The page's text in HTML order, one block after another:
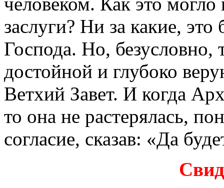
заслуги? Ни за какие,
Господа. Но,
достойной и глубоко
Ветхий Завет. И когда
то она не растерялась,
согласие, сказав: «Да